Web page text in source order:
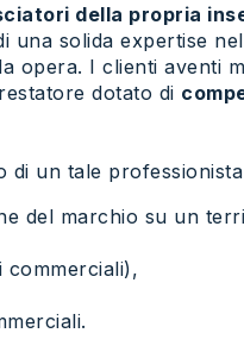
della propria
una solida expertise
opera. I clienti aventi
dotato di
di un tale
del marchio su un
commerciali),